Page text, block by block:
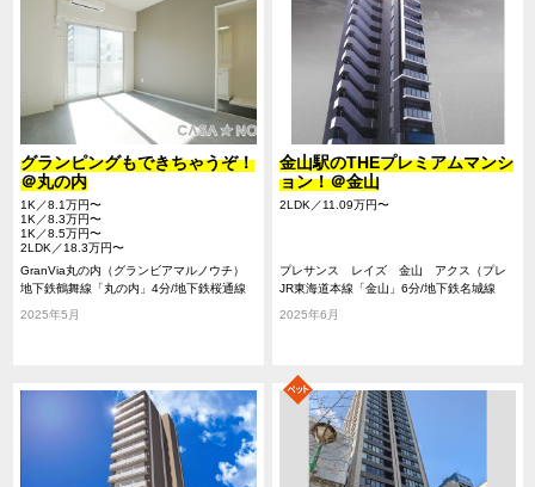
グランピングもできちゃうぞ！
＠丸の内
1K／8.1万円〜
1K／8.3万円〜
1K／8.5万円〜
2LDK／18.3万円〜
GranVia丸の内（グランビアマルノウチ）
地下鉄鶴舞線「丸の内」4分/地下鉄桜通線
見」15分
2025年5月
金山駅のTHEプレミアムマンシ
ョン！＠金山
2LDK／11.09万円〜
プレサンス レイズ 金山 アクス（プレ
サンス レイズ カナヤマ アクス）
JR東海道本線「金山」6分/地下鉄名城線
2025年6月